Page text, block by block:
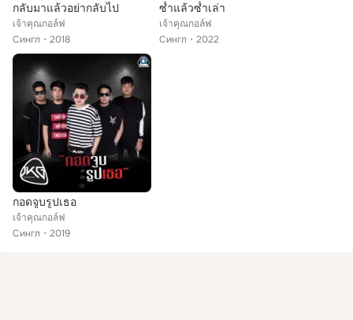
กลับมาแล้วอย่ากลับไป
เจ้าคุณกอล์ฟ
Сингл
2018
ซ้ำแล้วซ้ำเล่า
เจ้าคุณกอล์ฟ
Сингл
2022
กอดจูบรูปเธอ
เจ้าคุณกอล์ฟ
Сингл
2019